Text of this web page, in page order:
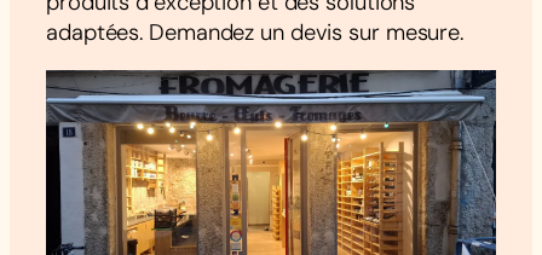
adaptées. Demandez un devis sur mesure.